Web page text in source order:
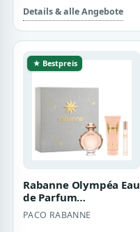
Details & alle Angebote
★ Bestpreis
Rabanne Olympéa Eau
de Parfum
Geschenkset für
Damen - Luxuriöse
PACO RABANNE